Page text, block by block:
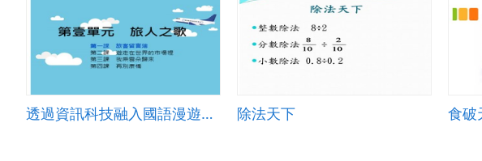
透過資訊科技融入國語漫遊世界：旅客留言簿 除法天下